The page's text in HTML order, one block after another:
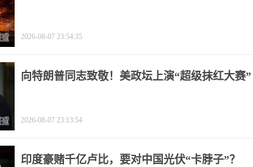
2026-08-07 23:54:35
向特朗普同志致敬！美政坛上演“超级抹红大赛”
2026-08-07 23:13:54
印度豪赌千亿卢比，要对中国光伏“卡脖子”？